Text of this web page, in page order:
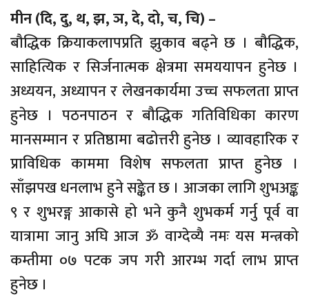
मीन (दि, दु, थ, झ, ञ, दे, दो, च, चि) –
बौद्धिक क्रियाकलापप्रति झुकाव बढ्ने छ । बौद्धिक,
साहित्यिक र सिर्जनात्मक क्षेत्रमा समययापन हुनेछ ।
अध्ययन, अध्यापन र लेखनकार्यमा उच्च सफलता प्राप्त
हुनेछ । पठनपाठन र बौद्धिक गतिविधिका कारण
मानसम्मान र प्रतिष्ठामा बढोत्तरी हुनेछ । व्यावहारिक र
प्राविधिक काममा विशेष सफलता प्राप्त हुनेछ ।
साँझपख धनलाभ हुने सङ्केत छ । आजका लागि शुभअङ्क
९ र शुभरङ्ग आकासे हो भने कुनै शुभकर्म गर्नु पूर्व वा
यात्रामा जानु अघि आज ॐ वाग्देव्यै नमः यस मन्त्रको
कम्तीमा ०७ पटक जप गरी आरम्भ गर्दा लाभ प्राप्त
हुनेछ ।